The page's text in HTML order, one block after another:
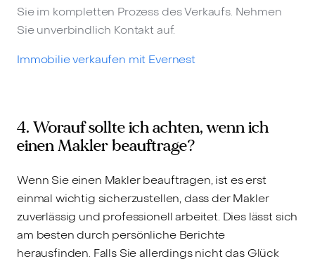
Sie im kompletten Prozess des Verkaufs. Nehmen
Sie unverbindlich Kontakt auf.
Immobilie verkaufen mit Evernest
4. Worauf sollte ich achten, wenn ich
einen Makler beauftrage?
Wenn Sie einen Makler beauftragen, ist es erst
einmal wichtig sicherzustellen, dass der Makler
zuverlässig und professionell arbeitet. Dies lässt sich
am besten durch persönliche Berichte
herausfinden. Falls Sie allerdings nicht das Glück